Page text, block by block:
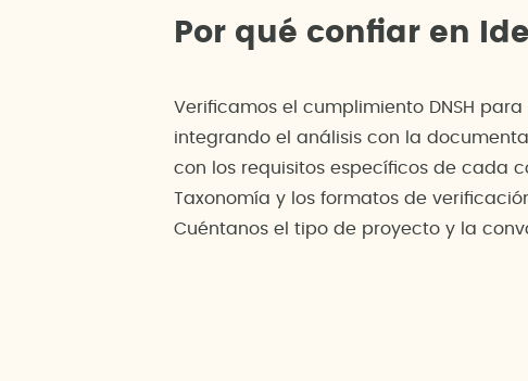
Por qué confiar en
Verificamos el cumplimiento DNSH
integrando el análisis con la
con los requisitos específicos de cada
Taxonomía y los formatos de
Cuéntanos el tipo de proyecto y la